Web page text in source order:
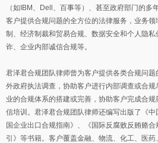
（如IBM、Dell、百事等）、甚至政府部门的多
客户提供合规问题的全方位的法律服务，业务
制、经济制裁和贸易合规、数据安全和个人隐
诈、企业内部诚信合规等。
君泽君合规团队律师曾为客户提供各类合规问
外政府执法调查，协助客户进行内部调查或合
业的合规体系的搭建或完善，协助客户完成合
信培训。君泽君合规团队律师还编写出版了《中
国企业出口合规指南》、《国际反腐败反贿赂
引》等书籍。客户覆盖金融、物流、化工、医